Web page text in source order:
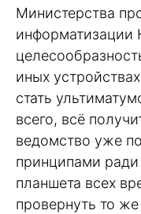
Министерства
информатизации
иных
стать
всего, всё
ведомство уже
принципами ради
планшета всех
провернуть то